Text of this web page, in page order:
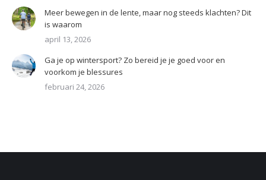
Meer bewegen in de lente, maar nog steeds klachten? Dit
is waarom
april 13, 2026
Ga je op wintersport? Zo bereid je je goed voor en
voorkom je blessures
februari 24, 2026